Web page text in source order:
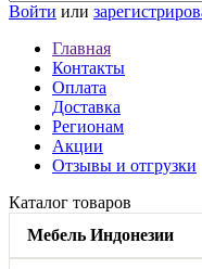
Войти или
Главная
Контакты
Оплата
Доставка
Регионам
Акции
Отзывы и отгрузки
Каталог товаров
Мебель Индонезии